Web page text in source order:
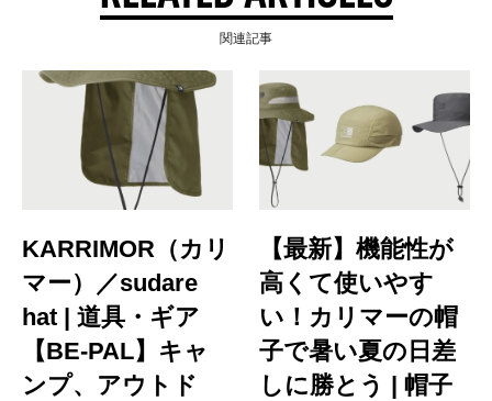
関連記事
KARRIMOR（カリ
マー）／sudare
hat | 道具・ギア
【BE-PAL】キャ
ンプ、アウトド
【最新】機能性が
高くて使いやす
い！カリマーの帽
子で暑い夏の日差
しに勝とう | 帽子